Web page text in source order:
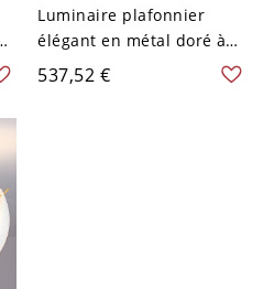
Luminaire plafonnier
élégant en métal doré à
cristaux - 110 V-120 V
59,69 cm
537,52 €